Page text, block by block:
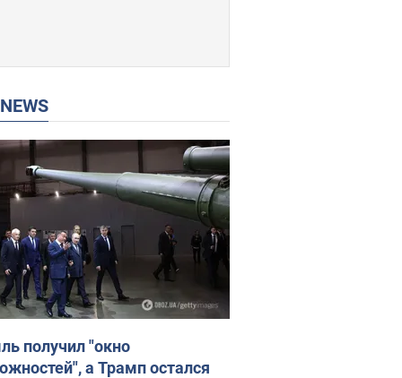
NEWS
получил "окно
а Трамп остался